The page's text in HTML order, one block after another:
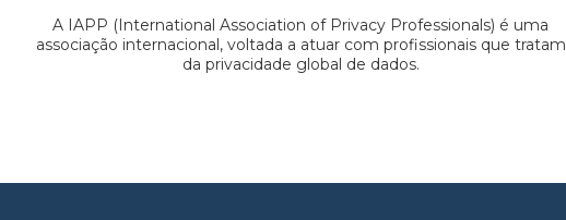
A IAPP (International Association of Privacy Professionals) é uma
associação internacional, voltada a atuar com profissionais que tratam
da privacidade global de dados.